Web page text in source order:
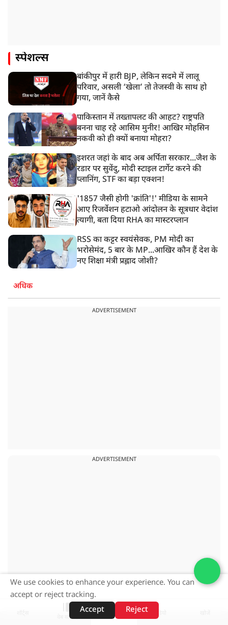
स्पेशल्स
बांकीपुर में हारी BJP, लेकिन सदमे में लालू
परिवार, असली ‘खेला’ तो तेजस्वी के साथ हो
गया, जानें कैसे
पाकिस्तान में तख्तापलट की आहट? राष्ट्रपति
बनना चाह रहे आसिम मुनीर! आखिर मोहसिन
नकवी को ही क्यों बनाया मोहरा?
इशरत जहां के बाद अब अर्पिता सरकार...जैश के
रडार पर सुवेंदु, मोदी स्टाइल टार्गेट करने की
प्लानिंग, STF का बड़ा एक्शन!
'1857 जैसी होगी 'क्रांति'!' मीडिया के सामने
आए रिजर्वेशन हटाओ आंदोलन के सूत्रधार वेदांश
त्यागी, बता दिया RHA का मास्टरप्लान
RSS का कट्टर स्वयंसेवक, PM मोदी का
भरोसेमंद, 5 बार के MP...आखिर कौन हैं देश के
नए शिक्षा मंत्री प्रह्लाद जोशी?
अधिक
ADVERTISEMENT
ADVERTISEMENT
वेब स्टोरीज़
We use cookies to enhance your experience. You can
accept or reject tracking.
Accept
Reject